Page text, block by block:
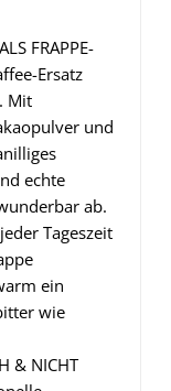
FRAPPE-
Ersatz
Mit
und
echte
ab.
Tageszeit
ein
wie
& NICHT